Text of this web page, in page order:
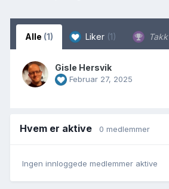
Alle (1) Liker (1) Takk
Gisle Hersvik
Februar 27, 2025
Hvem er aktive 0 medlemmer
Ingen innloggede medlemmer aktive